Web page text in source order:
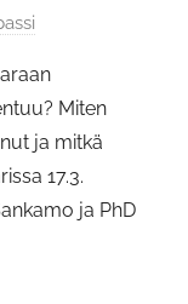
Miten
ja mitkä
17.3.
ja PhD